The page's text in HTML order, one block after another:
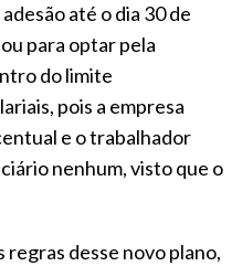
até o dia 30 de
para optar pela
do limite
pois a empresa
e o trabalhador
nenhum, visto que o
desse novo plano,